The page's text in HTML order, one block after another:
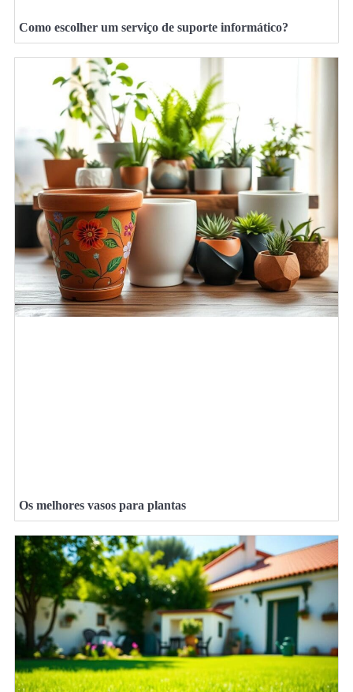
Como escolher um serviço de suporte informático?
Os melhores vasos para plantas